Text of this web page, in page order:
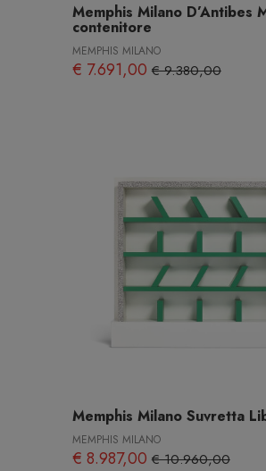
Memphis Milano D’Antibes
contenitore
MEMPHIS MILANO
€ 7.691,00€ 9.380,00
Memphis Milano Suvretta
MEMPHIS MILANO
€ 8.987,00€ 10.960,00